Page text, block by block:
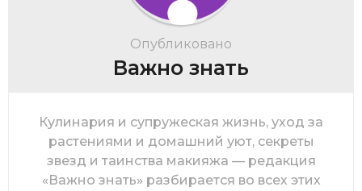
Опубликовано
Важно знать
Кулинария и супружеская жизнь, уход за
растениями и домашний уют, секреты
звезд и таинства макияжа — редакция
«Важно знать» разбирается во всех этих